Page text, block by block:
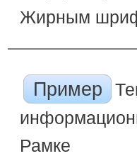
Жирным
Пример
Рамке